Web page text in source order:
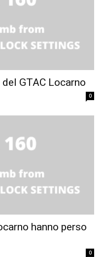
GTAC Locarno
0
hanno perso
0